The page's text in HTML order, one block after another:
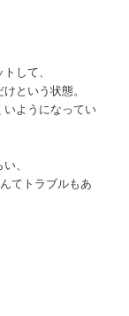
して、
という状態。
いようになってい
、
てトラブルもあ